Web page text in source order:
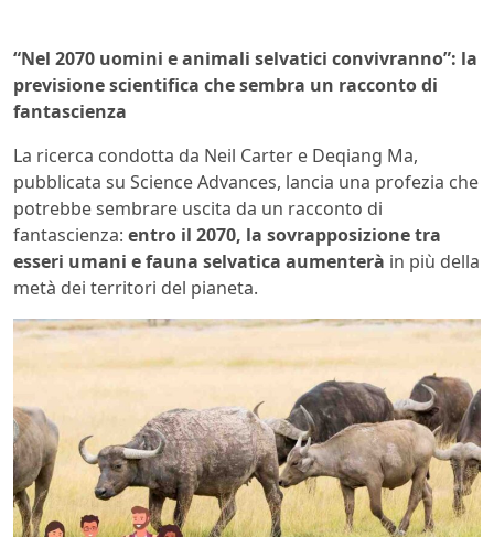
“Nel 2070 uomini e animali selvatici convivranno”: la
previsione scientifica che sembra un racconto di
fantascienza
La ricerca condotta da Neil Carter e Deqiang Ma,
pubblicata su Science Advances, lancia una profezia che
potrebbe sembrare uscita da un racconto di
fantascienza: entro il 2070, la sovrapposizione tra
esseri umani e fauna selvatica aumenterà in più della
metà dei territori del pianeta.